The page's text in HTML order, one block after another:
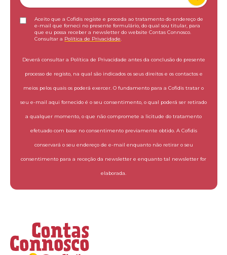
Aceito que a Cofidis registe e proceda ao tratamento do endereço de
e-mail que forneci no presente formulário, do qual sou titular, para
que eu possa receber a newsletter do website Contas Connosco.
Consultar a Política de Privacidade
Deverá consultar a Política de Privacidade antes da conclusão do presente
processo de registo, na qual são indicados os seus direitos e os contactos e
meios pelos quais os poderá exercer. O fundamento para a Cofidis tratar o
seu e-mail aqui fornecido é o seu consentimento, o qual poderá ser retirado
a qualquer momento, o que não compromete a licitude do tratamento
efetuado com base no consentimento previamente obtido. A Cofidis
conservará o seu endereço de e-mail enquanto não retirar o seu
consentimento para a receção da newsletter e enquanto tal newsletter for
elaborada.